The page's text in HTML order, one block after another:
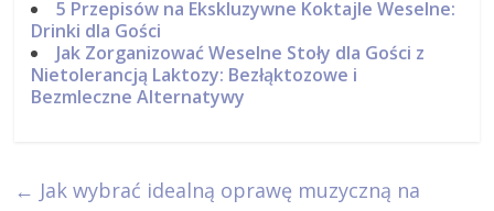
5 Przepisów na Ekskluzywne Koktajle Weselne:
Drinki dla Gości
Jak Zorganizować Weselne Stoły dla Gości z
Nietolerancją Laktozy: Bezłąktozowe i
Bezmleczne Alternatywy
← Jak wybrać idealną oprawę muzyczną na